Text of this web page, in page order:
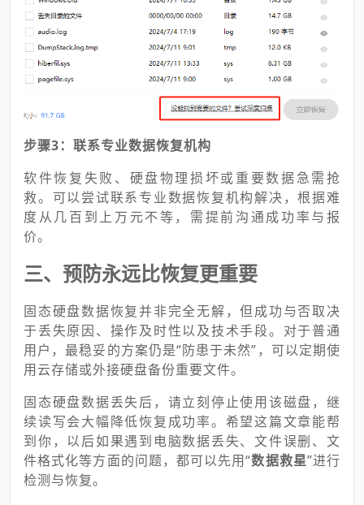
步骤3：联系专业数据恢复机构
软件恢复失败、硬盘物理损坏或重要数据急需抢
救。可以尝试联系专业数据恢复机构解决，根据难
度从几百到上万元不等，需提前沟通成功率与报
价。
三、预防永远比恢复更重要
固态硬盘数据恢复并非完全无解，但成功与否取决
于丢失原因、操作及时性以及技术手段。对于普通
用户，最稳妥的方案仍是“防患于未然”，可以定期使
用云存储或外接硬盘备份重要文件。
固态硬盘数据丢失后，请立刻停止使用该磁盘，继
续读写会大幅降低恢复成功率。希望这篇文章能帮
到你，以后如果遇到电脑数据丢失、文件误删、文
件格式化等方面的问题，都可以先用“数据救星”进行
检测与恢复。